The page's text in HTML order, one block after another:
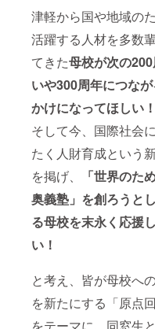
津軽から国や地域の
活躍する人材を多数
てきた母校が次の200
いや300周年につな
かけになってほしい！
そして今、国際社会
たく人財育成という
を掲げ、
「世界のた
奥義塾」を創ろうと
る母校を末永く応援
い！
と考え、皆が母校へ
を新たにする「原点回